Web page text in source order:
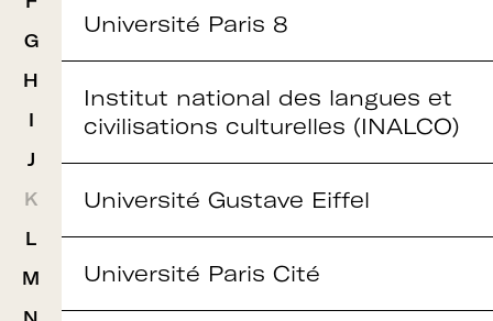
G
H
I
J
K
L
M
Université Paris 8
Institut national des langues et
civilisations culturelles (INALCO)
Université Gustave Eiffel
Université Paris Cité